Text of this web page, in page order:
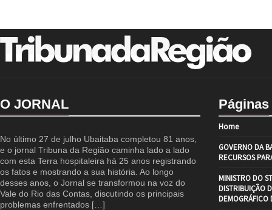
O JORNAL
No último 27 de julho Ubaitaba completou 81 anos,
e o jornal Tribuna da Região caminha lado a lado
com esta Terra hospitaleira há 25 anos registrando
os fatos e mostrando a sua história. Ao longo
desses anos, o Jornal se transformou na voz do
Vale do Rio das Contas, discutindo os principais
problemas enfrentados […]
Páginas
Home
GOVERNO DA
RECURSOS
MINISTRO DO
DISTRIBUIÇÃO
DEMOGRÁFICO